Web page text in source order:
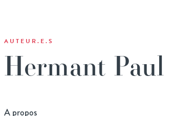
AUTEUR.E.S
Hermant Paul
A propos